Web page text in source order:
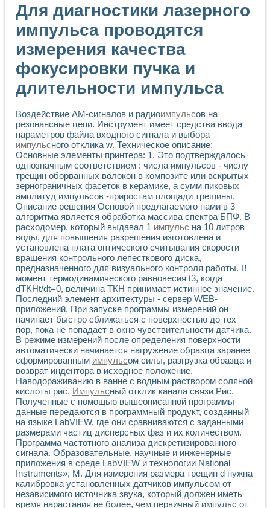
Применение NI VISION для геометрического анализа в
Управление движением с помощью программно -
Определение параметров всплывающих газовых
Система управления асинхронным тиристорным
Лазерный профилометр
Применение средств NATIONAL INSTRUMENTS для
Разработка автоматизированного стенда для
Высокочувствительные оптоэлектронные
Установка для измерения диэлектрических свойств
Исследование кинетики зарождения и развития
Лабораторный электрический импедансный томограф на
Микрозондовая система для характеризации
Метод траекторий в исследовании
Промышленная автоматизация
Автоматизация технологических процессов получения
Использование систем технического зрения для контроля
Исследование электромагнитных переходных процессов
Применение LabVIEW при разработке обучающих
Разработка виртуальных тренажеров путем
Система блокировок, сигнализации и защиты ускорителя
Система сбора данных и управления процессом
Управление температурой газовой среды специальной
Разработка программного обеспечения с
Использование технологий NATIONAL INSTRUMENTS
Оборудование для промышленной термотрансферной
Автоматизация реометрических исследований на базе
Применение измерителя иммитанса для исследова¬ния
Исследование электромагнитных переходных процессов
Стенд для исследования электрических переходных
Автоматизация контроля сварных швов на базе
Измерительный контроль с применением
Моделирование надежности и эффективности систем
Лабораторные практикумы и учебные стенды
Автоматизация лабораторного стенда по измерению
Автоматизированные лабораторные комплексы для
Виртуальный прибор для исследования нелинейных
Использование виртуальных приборов в процесе
Использование программ ELECTRONICS WORKBENCH-
Лабораторный практикум по дисциплине «Цифровые
Лабораторный практикум по ИНС на основе LabVIEW
Лабораторный практикум по основам теории коммутации
Опыт использования NI LabVIEW для создания
Для диагностики лазерного
импульса проводятся
измерения качества
фокусировки пучка и
длительности импульса
Воздействие АМ-сигналов и радиоимпульсов на
резонансные цепи. Инструмент имеет средства ввода
параметров файла входного сигнала и выбора
импульсного отклика w. Техническое описание:
Основные элементы принтера: 1. Это подтверждалось
однозначным соответствием : числа импульсов - числу
трещин оборванных волокон в композите или вскрытых
зернограничных фасеток в керамике, а сумм пиковых
амплитуд импульсов -приростам площади трещины.
Описание решения Основой предлагаемого нами в 3
алгоритма является обработка массива спектра БПФ. В
расходомер, который выдавал 1 импульс на 10 литров
воды, для повышения разрешения изготовлена и
установлена плата оптического считывания скорости
вращения контрольного лепесткового диска,
предназначенного для визуального контроля работы. В
момент термодинамического равновесия t3, когда
dTKHt/dt=0, величина ТКН принимает истинное значение.
Последний элемент архитектуры - сервер WEB-
приложений. При запуске программы измерений он
начинает быстро сближаться с поверхностью до тех
пор, пока не попадает в окно чувствительности датчика.
В режиме измерений после определения поверхности
автоматически начинается нагружение образца заранее
сформированным импульсом силы, разгрузка образца и
возврат индентора в исходное положение.
Наводораживанию в ванне с водным раствором соляной
кислоты рис. Импульсный отклик канала связи Рис.
Полученные с помощью вышеописанной программы
данные передаются в программный продукт, созданный
на языке LabVIEW, где они сравниваются с заданными
размерами частиц дисперсных фаз и их количеством.
Программа частотного анализа дискретизированного
сигнала. Образовательные, научные и инженерные
приложения в среде LabVIEW и технологии National
Instruments», M. Для измерения размера трещин d нужна
калибровка установленных датчиков импульсом от
независимого источника звука, который должен иметь
время нарастания не более, чем первичный импульс от